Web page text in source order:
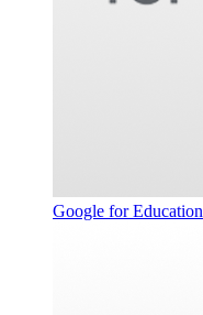
Google for Education